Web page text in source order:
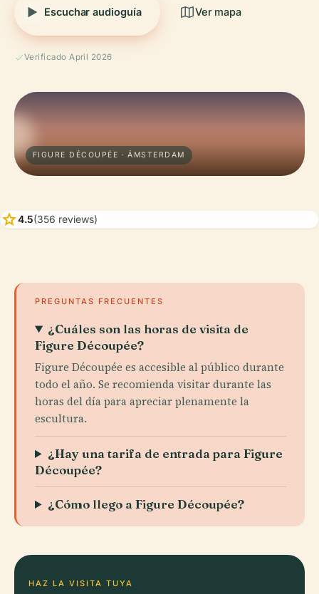
Escuchar audioguía Ver mapa
Verificado April 2026
FIGURE DÉCOUPÉE · ÁMSTERDAM
star4.5(356 reviews)
PREGUNTAS FRECUENTES
¿Cuáles son las horas de visita de
Figure Découpée?
Figure Découpée es accesible al público durante
todo el año. Se recomienda visitar durante las
horas del día para apreciar plenamente la
escultura.
¿Hay una tarifa de entrada para Figure
Découpée?
¿Cómo llego a Figure Découpée?
HAZ LA VISITA TUYA